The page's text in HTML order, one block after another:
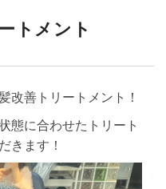
トメント
改善トリートメント！
態に合わせたトリート
きます！